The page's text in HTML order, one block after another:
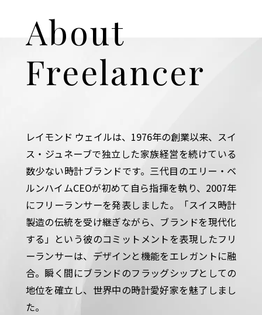
About
Freelancer
レイモンド ウェイルは、1976年の創業以来、スイ
ス・ジュネーブで独立した家族経営を続けている
数少ない時計ブランドです。三代目のエリー・ベ
ルンハイムCEOが初めて自ら指揮を執り、2007年
にフリーランサーを発表しました。「スイス時計
製造の伝統を受け継ぎながら、ブランドを現代化
する」という彼のコミットメントを表現したフリ
ーランサーは、デザインと機能をエレガントに融
合。瞬く間にブランドのフラッグシップとしての
地位を確立し、世界中の時計愛好家を魅了しまし
た。